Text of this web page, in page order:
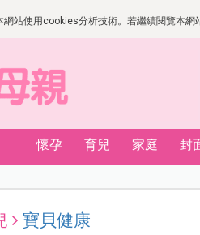
網站使用cookies分析技術。若繼續閱覽本
懷孕 育兒 家庭 封
寶貝健康